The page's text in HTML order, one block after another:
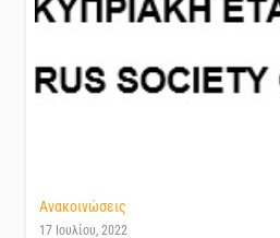
Ανακοινώσεις
17 Ιουλίου, 2022